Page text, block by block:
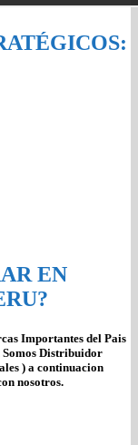
EN
Importantes del Pais
Somos Distribuidor
) a continuacion
nosotros.